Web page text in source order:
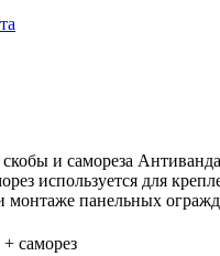
и самореза
используется для
монтаже панельных
саморез